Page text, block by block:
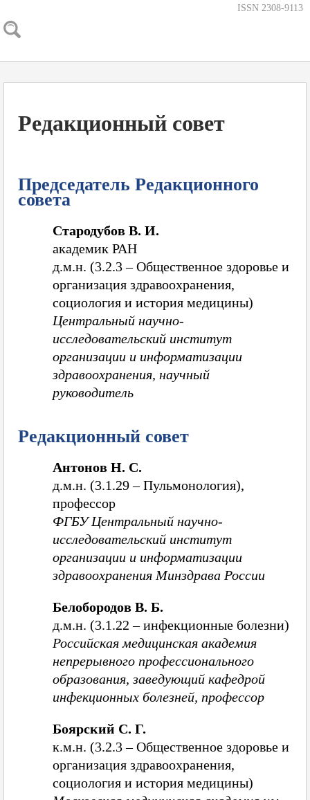
ISSN 2308-9113
Редакционный совет
Председатель Редакционного
совета
Стародубов В. И.
академик РАН
д.м.н. (3.2.3 – Общественное здоровье и
организация здравоохранения,
социология и история медицины)
Центральный научно-
исследовательский институт
организации и информатизации
здравоохранения, научный
руководитель
Редакционный совет
Антонов Н. С.
д.м.н. (3.1.29 – Пульмонология),
профессор
ФГБУ Центральный научно-
исследовательский институт
организации и информатизации
здравоохранения Минздрава России
Белобородов В. Б.
д.м.н. (3.1.22 – инфекционные болезни)
Российская медицинская академия
непрерывного профессионального
образования, заведующий кафедрой
инфекционных болезней, профессор
Боярский С. Г.
к.м.н. (3.2.3 – Общественное здоровье и
организация здравоохранения,
социология и история медицины)